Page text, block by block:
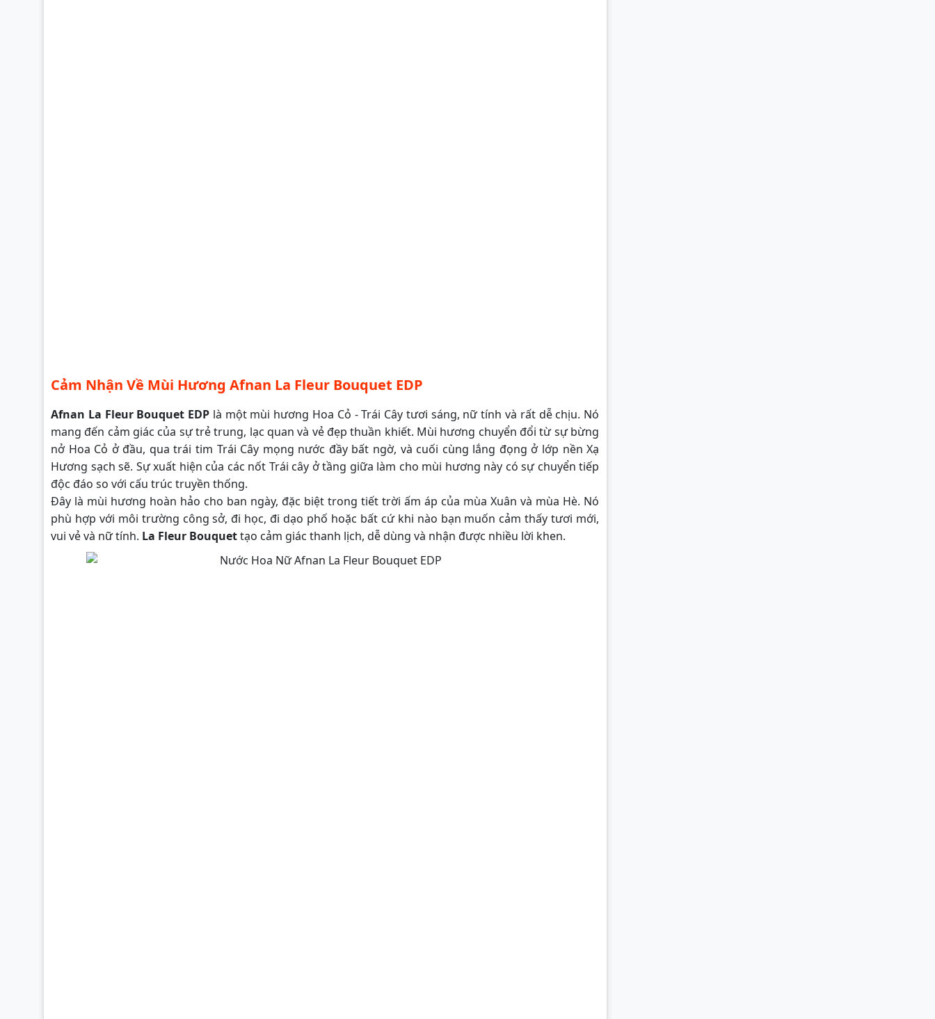
Cảm Nhận Về Mùi Hương Afnan La Fleur Bouquet EDP
Afnan La Fleur Bouquet EDP là một mùi hương Hoa Cỏ - Trái Cây tươi sáng, nữ tính và rất dễ chịu. Nó
mang đến cảm giác của sự trẻ trung, lạc quan và vẻ đẹp thuần khiết. Mùi hương chuyển đổi từ sự bừng
nở Hoa Cỏ ở đầu, qua trái tim Trái Cây mọng nước đầy bất ngờ, và cuối cùng lắng đọng ở lớp nền Xạ
Hương sạch sẽ. Sự xuất hiện của các nốt Trái cây ở tầng giữa làm cho mùi hương này có sự chuyển tiếp
độc đáo so với cấu trúc truyền thống.
Đây là mùi hương hoàn hảo cho ban ngày, đặc biệt trong tiết trời ấm áp của mùa Xuân và mùa Hè. Nó
phù hợp với môi trường công sở, đi học, đi dạo phố hoặc bất cứ khi nào bạn muốn cảm thấy tươi mới,
vui vẻ và nữ tính. La Fleur Bouquettạo cảm giác thanh lịch, dễ dùng và nhận được nhiều lời khen.